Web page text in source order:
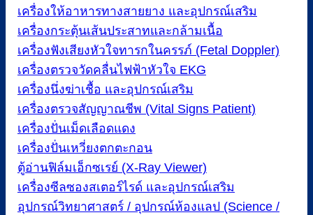
เครื่องให้อาหารทางสายยาง และอุปกรณ์เสริม
เครื่องกระตุ้นเส้นประสาทและกล้ามเนื้อ
เครื่องฟังเสียงหัวใจทารกในครรภ์ (Fetal Doppler)
เครื่องตรวจวัดคลื่นไฟฟ้าหัวใจ EKG
เครื่องนึ่งฆ่าเชื้อ และอุปกรณ์เสริม
เครื่องตรวจสัญญาณชีพ (Vital Signs Patient)
เครื่องปั่นเม็ดเลือดแดง
เครื่องปั่นเหวี่ยงตกตะกอน
ตู้อ่านฟิล์มเอ็กซเรย์ (X-Ray Viewer)
เครื่องซีลซองสเตอร์ไรด์ และอุปกรณ์เสริม
อุปกรณ์วิทยาศาสตร์ / อุปกรณ์ห้องแลป (Science /